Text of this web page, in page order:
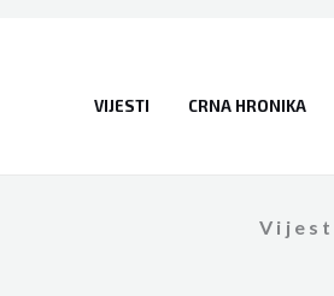
VIJESTI CRNA HRONIKA